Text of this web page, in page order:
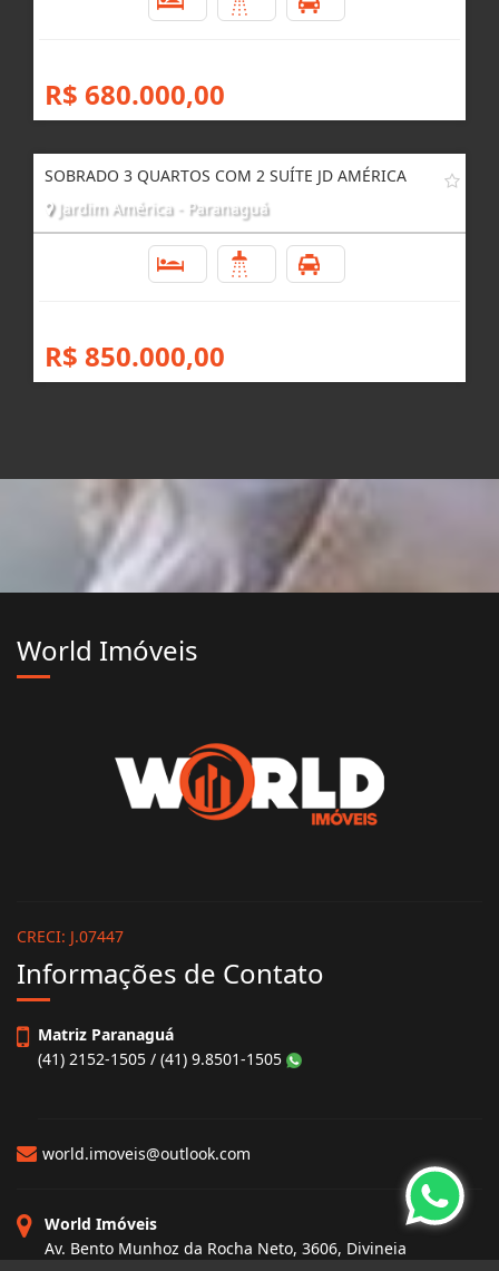
R$ 680.000,00
SOBRADO 3 QUARTOS COM 2 SUÍTE JD AMÉRICA
Jardim América - Paranaguá
R$ 850.000,00
World Imóveis
CRECI: J.07447
Informações de Contato
Matriz Paranaguá
(41) 2152-1505 / (41) 9.8501-1505
world.imoveis@outlook.com
World Imóveis
Av. Bento Munhoz da Rocha Neto, 3606, Divineia